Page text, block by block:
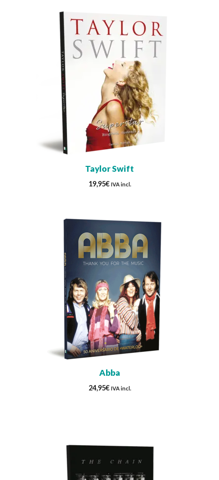
Taylor Swift
19,95€ IVA incl.
Abba
24,95€ IVA incl.